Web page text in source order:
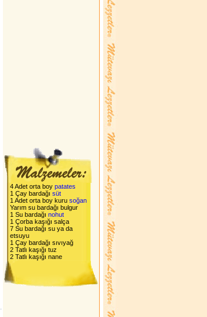
4 Adet orta boy patates
1 Çay bardağı süt
1 Adet orta boy kuru soğan
Yarım su bardağı bulgur
1 Su bardağı nohut
1 Çorba kaşığı salça
7 Su bardağı su ya da
etsuyu
1 Çay bardağı sıvıyağ
2 Tatlı kaşığı tuz
2 Tatlı kaşığı nane